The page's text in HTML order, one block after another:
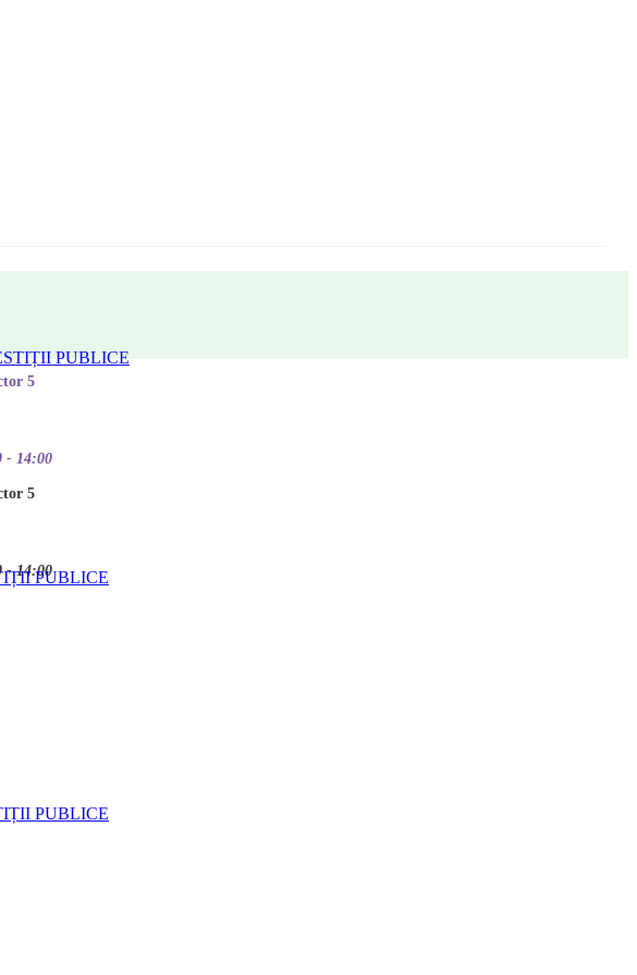
PUBLICE
5
- 14:00
5
- 14:00PUBLICE
PUBLICE